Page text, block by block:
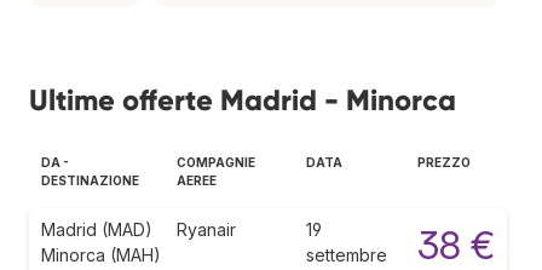
Ultime offerte Madrid - Minorca
DA -
DESTINAZIONE
COMPAGNIE
AEREE
DATA PREZZO
Madrid (MAD)
Minorca (MAH)
Ryanair
19
settembre
38 €